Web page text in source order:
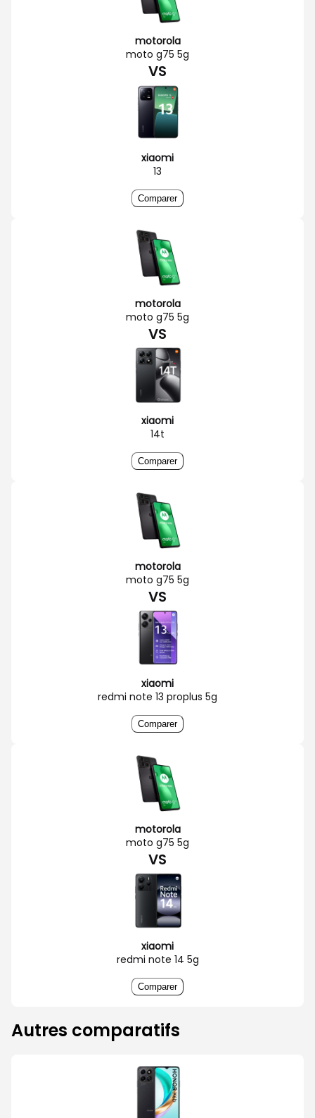
motorola
moto g75 5g
VS
xiaomi
13
Comparer
motorola
moto g75 5g
VS
xiaomi
14t
Comparer
motorola
moto g75 5g
VS
xiaomi
redmi note 13 proplus 5g
Comparer
motorola
moto g75 5g
VS
xiaomi
redmi note 14 5g
Comparer
Autres comparatifs